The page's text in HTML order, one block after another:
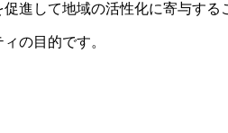
進して地域の活性化に寄与する
の目的です。